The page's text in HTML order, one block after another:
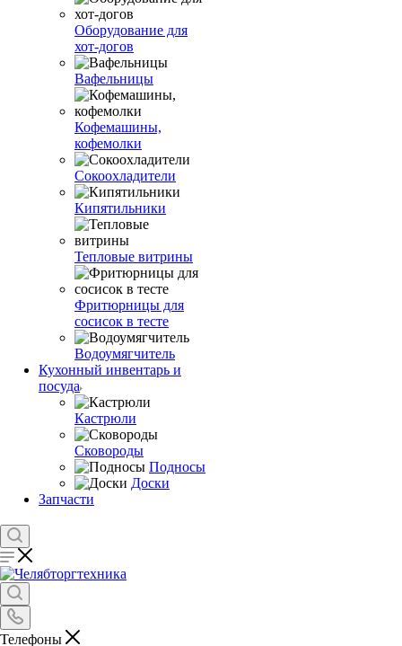
Оборудование для
хот-догов
Вафельницы
Кофемашины,
кофемолки
Сокоохладители
Кипятильники
Тепловые витрины
Фритюрницы для
сосисок в тесте
Водоумягчитель
Кухонный инвентарь и
посуда
Кастрюли
Сковороды
Подносы
Доски
Запчасти
Телефоны